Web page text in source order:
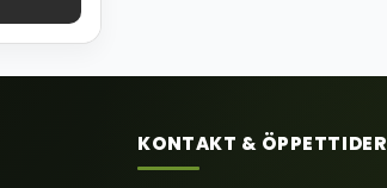
KONTAKT & ÖPPETTIDER